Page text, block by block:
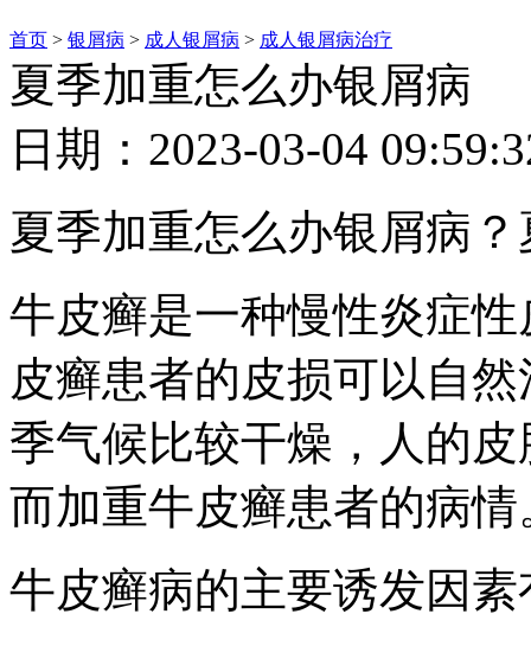
首页 > 银屑病 > 成人银屑病 > 成人银屑病治疗
夏季加重怎么办银屑病
日期：2023-03-04
夏季加重怎么办银屑病
牛皮癣是一种慢性炎症
皮癣患者的皮损可以自
季气候比较干燥，人的
而加重牛皮癣患者的病情
牛皮癣病的主要诱发因素